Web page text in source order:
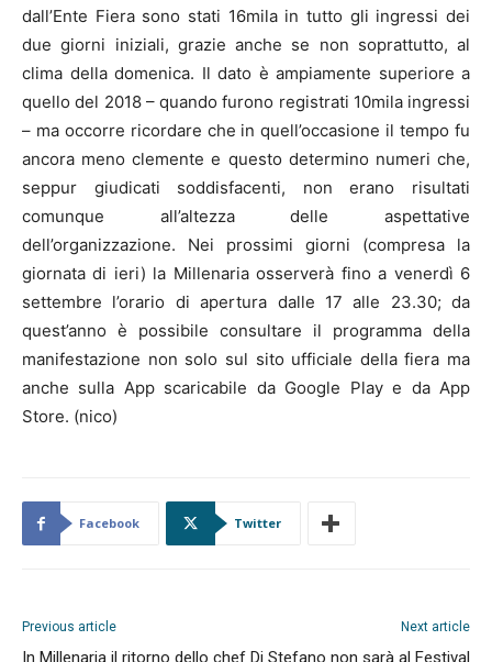
dall’Ente Fiera sono stati 16mila in tutto gli ingressi dei
due giorni iniziali, grazie anche se non soprattutto, al
clima della domenica. Il dato è ampiamente superiore a
quello del 2018 – quando furono registrati 10mila ingressi
– ma occorre ricordare che in quell’occasione il tempo fu
ancora meno clemente e questo determino numeri che,
seppur giudicati soddisfacenti, non erano risultati
comunque all’altezza delle aspettative
dell’organizzazione. Nei prossimi giorni (compresa la
giornata di ieri) la Millenaria osserverà fino a venerdì 6
settembre l’orario di apertura dalle 17 alle 23.30; da
quest’anno è possibile consultare il programma della
manifestazione non solo sul sito ufficiale della fiera ma
anche sulla App scaricabile da Google Play e da App
Store. (nico)
Facebook Twitter
Previous article
In Millenaria il ritorno dello chef
Next article
Di Stefano non sarà al Festival